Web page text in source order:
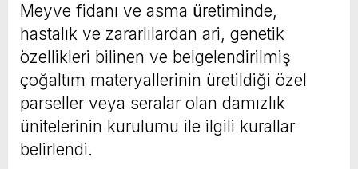
Meyve fidanı ve asma üretiminde,
hastalık ve zararlılardan ari, genetik
özellikleri bilinen ve belgelendirilmiş
çoğaltım materyallerinin üretildiği özel
parseller veya seralar olan damızlık
ünitelerinin kurulumu ile ilgili kurallar
belirlendi.